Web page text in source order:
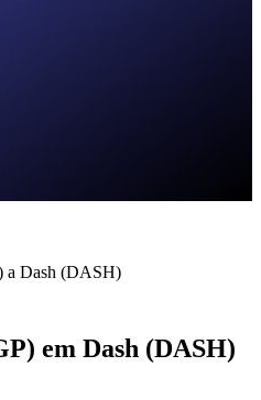
a Dash (DASH)
em Dash (DASH)